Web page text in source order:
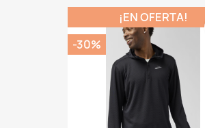
¡EN OFERTA!
-30%